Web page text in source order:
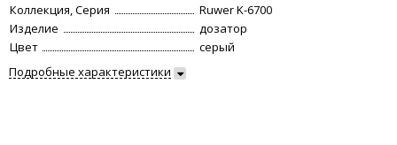
Коллекция, Серия
Ruwer K-6700
Изделие
дозатор
Цвет
серый
Подробные характеристики